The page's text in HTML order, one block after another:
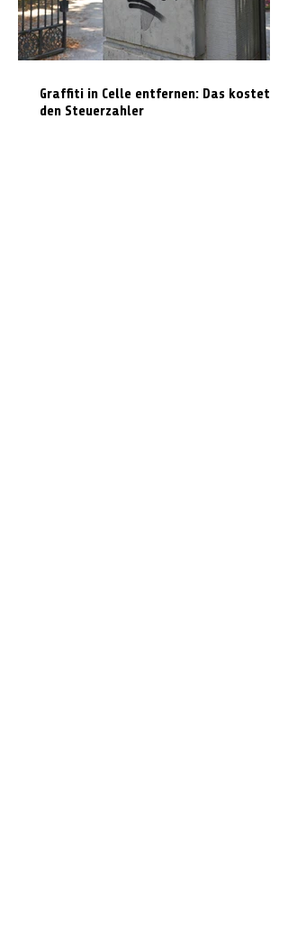
Graffiti in Celle entfernen: Das kostet es
den Steuerzahler